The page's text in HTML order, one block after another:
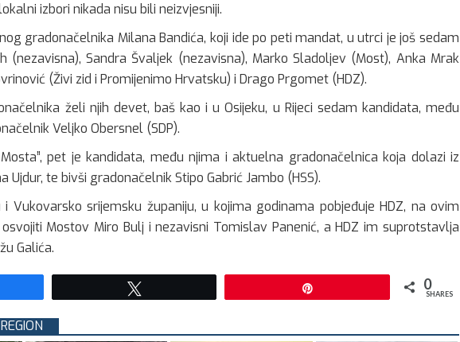
izbori nikada nisu bili neizvjesniji.
gradonačelnika Milana Bandića, koji ide po peti mandat, u utrci je još sedam
(nezavisna), Sandra Švaljek (nezavisna), Marko Sladoljev (Most), Anka Mrak
(Živi zid i Promijenimo Hrvatsku) i Drago Prgomet (HDZ).
želi njih devet, baš kao i u Osijeku, u Rijeci sedam kandidata, među
Veljko Obersnel (SDP).
pet je kandidata, među njima i aktuelna gradonačelnica koja dolazi iz
Ujdur, te bivši gradonačelnik Stipo Gabrić Jambo (HSS).
Vukovarsko srijemsku županiju, u kojima godinama pobjeđuje HDZ, na ovim
Mostov Miro Bulj i nezavisni Tomislav Panenić, a HDZ im suprotstavlja
Galića.
0
SHARES